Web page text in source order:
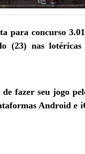
para concurso
(23) nas
fazer seu jogo
Android e